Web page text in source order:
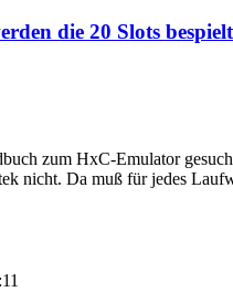
die 20 Slots
zum HxC-Emulator
nicht. Da muß für jedes